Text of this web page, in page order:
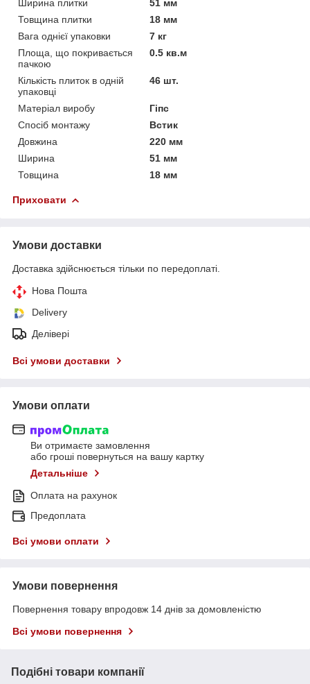
Ширина плитки
51 мм
Товщина плитки
18 мм
Вага однієї упаковки
7 кг
Площа, що покривається
пачкою
0.5 кв.м
Кількість плиток в одній
упаковці
46 шт.
Матеріал виробу
Гіпс
Спосіб монтажу
Встик
Довжина
220 мм
Ширина
51 мм
Товщина
18 мм
Приховати
Умови доставки
Доставка здійснюється тільки по передоплаті.
Нова Пошта
Delivery
Делівері
Всі умови доставки
Умови оплати
Ви отримаєте замовлення
або гроші повернуться на вашу картку
Детальніше
Оплата на рахунок
Предоплата
Всі умови оплати
Умови повернення
Повернення товару впродовж 14 днів за домовленістю
Всі умови повернення
Подібні товари компанії